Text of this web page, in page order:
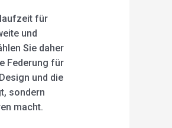
für
und
Sie daher
Federung für
und die
sondern
macht.